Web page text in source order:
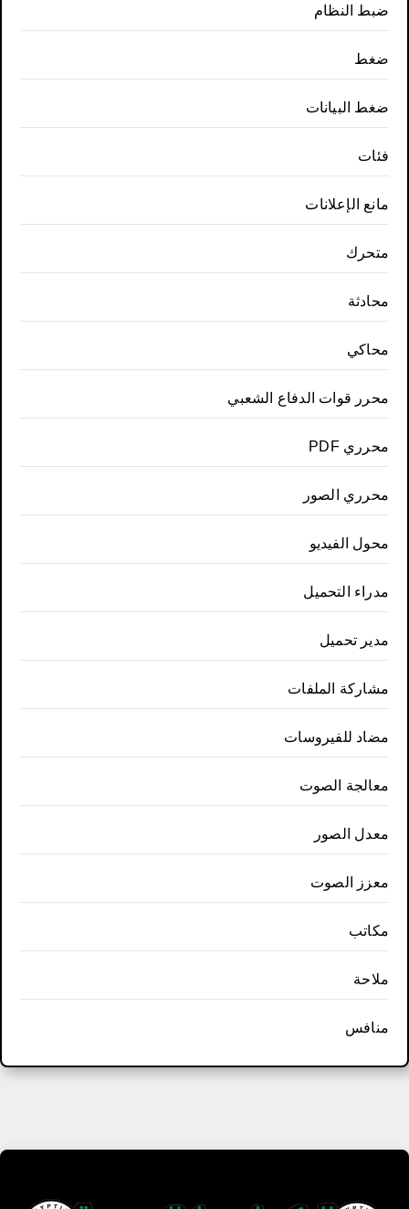
ضبط النظام
ضغط
ضغط البيانات
فئات
مانع الإعلانات
متحرك
محادثة
محاكي
محرر قوات الدفاع الشعبي
محرري PDF
محرري الصور
محول الفيديو
مدراء التحميل
مدير تحميل
مشاركة الملفات
مضاد للفيروسات
معالجة الصوت
معدل الصور
معزز الصوت
مكاتب
ملاحة
منافس